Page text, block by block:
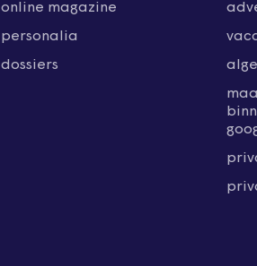
online magazine
personalia
dossiers